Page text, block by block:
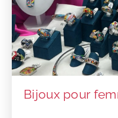
Bijoux pour